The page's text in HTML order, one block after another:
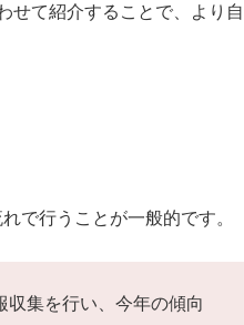
せて紹介することで、より自
で行うことが一般的です。
集を行い、今年の傾向